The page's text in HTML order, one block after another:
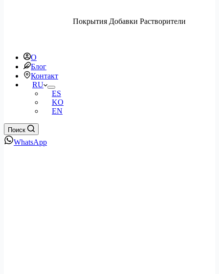
Покрытия Добавки Растворители
О
Блог
Контакт
RU
ES
KO
EN
Поиск
WhatsApp